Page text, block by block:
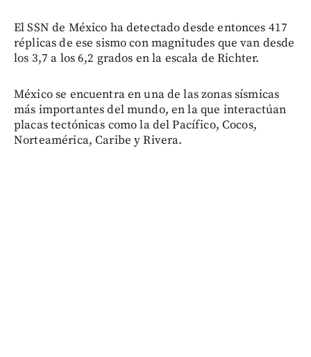
El SSN de México ha detectado desde entonces 417
réplicas de ese sismo con magnitudes que van desde
los 3,7 a los 6,2 grados en la escala de Richter.
México se encuentra en una de las zonas sísmicas
más importantes del mundo, en la que interactúan
placas tectónicas como la del Pacífico, Cocos,
Norteamérica, Caribe y Rivera.